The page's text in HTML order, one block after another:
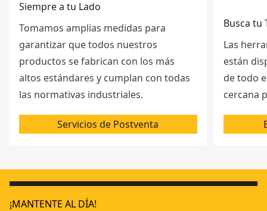
Siempre a tu Lado
Tomamos amplias medidas para
garantizar que todos nuestros
productos se fabrican con los más
altos estándares y cumplan con todas
las normativas industriales.
Servicios de Postventa
Busca tu
Las
están
de todo
cercana
¡MANTENTE AL DÍA!